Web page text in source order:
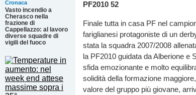
Cronaca
Vasto incendio a
Cherasco nella
frazione di
Cappellazzo: al lavoro
diverse squadre di
vigili del fuoco
PF2010 52
Finale tutta in casa PF nel
fariglianesi protagoniste di un
stata la squadra 2007/2008
la PF2010 guidata da Alberione e
sfida emozionante e molto
solidità della formazione
valore del gruppo più giovane,